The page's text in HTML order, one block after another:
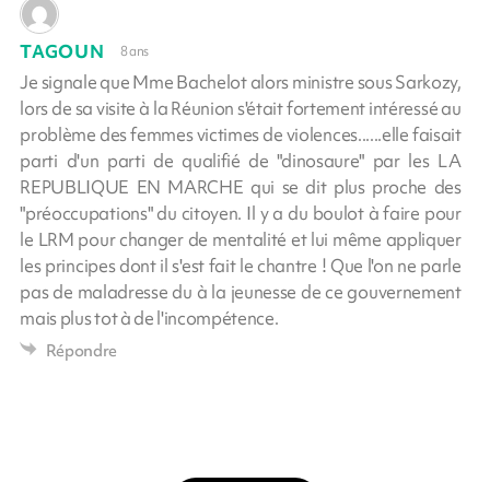
TAGOUN 8 ans
Je signale que Mme Bachelot alors ministre sous Sarkozy,
lors de sa visite à la Réunion s'était fortement intéressé au
problème des femmes victimes de violences......elle faisait
parti d'un parti de qualifié de "dinosaure" par les LA
REPUBLIQUE EN MARCHE qui se dit plus proche des
"préoccupations" du citoyen. Il y a du boulot à faire pour
le LRM pour changer de mentalité et lui même appliquer
les principes dont il s'est fait le chantre ! Que l'on ne parle
pas de maladresse du à la jeunesse de ce gouvernement
mais plus tot à de l'incompétence.
Répondre